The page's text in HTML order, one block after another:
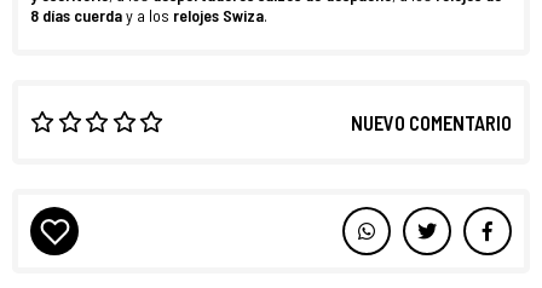
8 días cuerday a los relojes Swiza.
NUEVO COMENTARIO